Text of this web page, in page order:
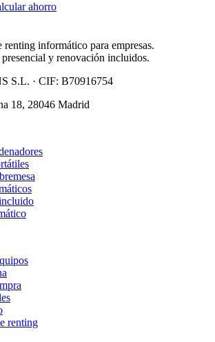
ahorro
informático para empresas.
y renovación incluidos.
S.L. · CIF: B70916754
18, 28046 Madrid
renting